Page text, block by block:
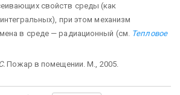
свойств среды (как
при этом механизм
в среде — радиационный (см. Тепловое
Пожар в помещении. М., 2005.